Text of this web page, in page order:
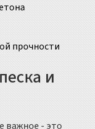
прочности
и
важное - это